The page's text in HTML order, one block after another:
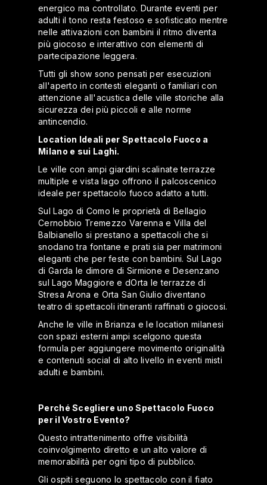
energico ma controllato. Durante eventi per
adulti il tono resta festoso e sofisticato mentre
nelle attivazioni con bambini il ritmo diventa
più giocoso e interattivo con elementi di
partecipazione leggera.
Tutti gli show sono pensati per esecuzioni
all'aperto in contesti eleganti o familiari con
attenzione all'acustica delle ville storiche alla
sicurezza dei più piccoli e alle norme
antincendio.
Location Ideali per Spettacolo Fuoco a
Milano e sui Laghi.
Le ville con ampi giardini scalinate terrazze
multiple e vista lago offrono il palcoscenico
ideale per spettacolo fuoco adatto a tutti.
Sul Lago di Como le proprietà di Bellagio
Cernobbio Tremezzo Varenna e Villa del
Balbianello si prestano a spettacoli che si
snodano tra fontane e prati sia per matrimoni
eleganti che per feste con bambini. Sul Lago
di Garda le dimore di Sirmione e Desenzano
sul Lago Maggiore e dOrta le terrazze di
Stresa Arona e Orta San Giulio diventano
teatro di spettacoli itineranti raffinati o giocosi.
Anche le ville in Brianza e le location milanesi
con spazi esterni ampi scelgono questa
formula per aggiungere movimento originalità
e contenuti social di alto livello in eventi misti
adulti e bambini.
Perché Scegliere uno Spettacolo Fuoco
per il Vostro Evento?
Questo intrattenimento offre visibilità
coinvolgimento diretto e un alto valore di
memorabilità per ogni tipo di pubblico.
Gli ospiti seguono lo spettacolo con il fiato